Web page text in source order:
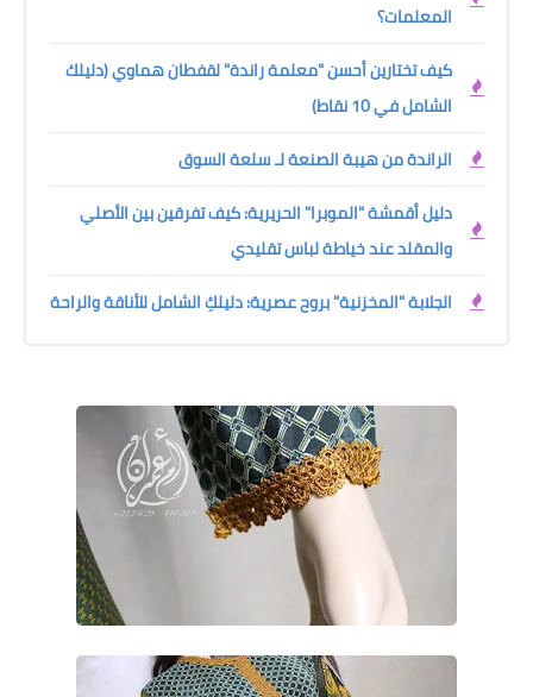
المعلمات؟
كيف تختارين أحسن "معلمة راندة" لقفطان هماوي (دليلك
الشامل في 10 نقاط)
الراندة من هيبة الصنعة لـ سلعة السوق
دليل أقمشة "الموبرا" الحريرية: كيف تفرقين بين الأصلي
والمقلد عند خياطة لباس تقليدي
الجلابة "المخزنية" بروح عصرية: دليلكِ الشامل للأناقة والراحة